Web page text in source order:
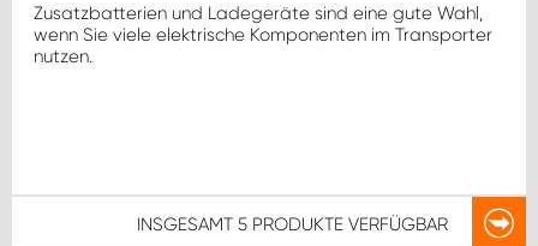
Zusatzbatterien und Ladegeräte sind eine gute Wahl,
wenn Sie viele elektrische Komponenten im Transporter
nutzen.
INSGESAMT 5 PRODUKTE VERFÜGBAR